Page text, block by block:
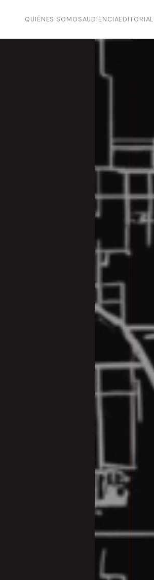
QUIÉNES SOMOSAUDIENCIAEDITORIAL